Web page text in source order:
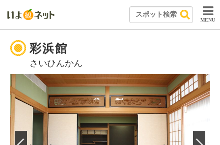
MENU
彩浜館
さいひんかん